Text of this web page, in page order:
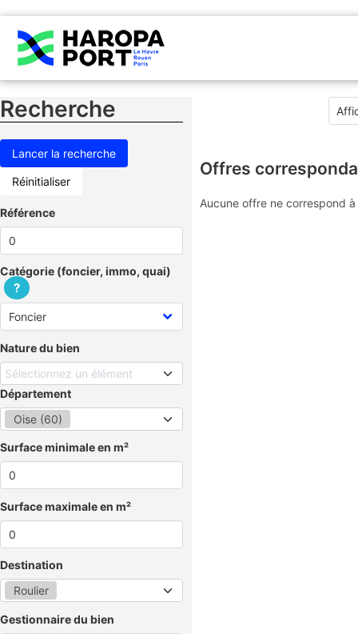
Recherche
Réinitialiser
Référence
Catégorie (foncier, immo, quai)
?
Nature du bien
Sélectionnez un élément
Département
Oise (60)
Surface minimale en m²
Surface maximale en m²
Destination
Roulier
Gestionnaire du bien
Offres
Aucune offre ne correspond